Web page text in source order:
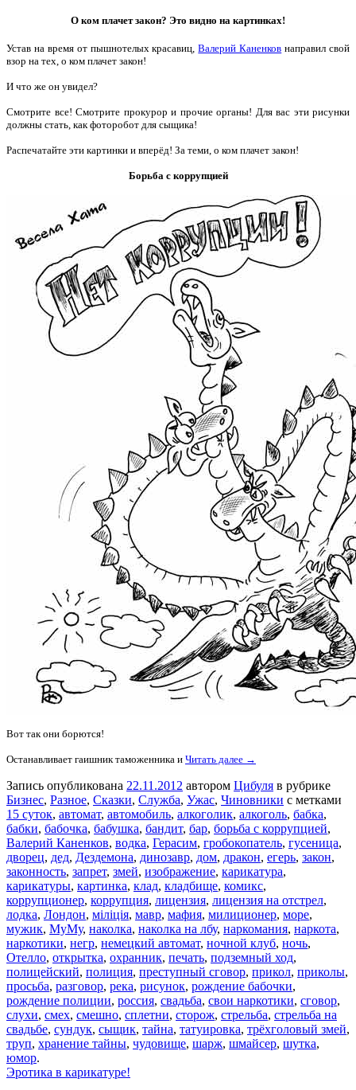
О ком плачет закон? Это видно на картинках!
Устав на время от пышнотелых красавиц,Валерий Каненков направил свой
взор на тех, о ком плачет закон!
И что же он увидел?
Смотрите все! Смотрите прокурор и прочие органы! Для вас эти рисунки
должны стать, как фоторобот для сыщика!
Распечатайте эти картинки и вперёд! За теми, о ком плачет закон!
Борьба с коррупцией
Вот так они борются!
Останавливает гаишник таможенника и Читать далее →
Запись опубликована 22.11.2012 автором Цибуля в рубрике
Бизнес, Разное, Сказки, Служба, Ужас, Чиновники с метками
15 суток, автомат, автомобиль, алкоголик, алкоголь, бабка,
бабки, бабочка, бабушка, бандит, бар, борьба с коррупцией,
Валерий Каненков, водка, Герасим, гробокопатель, гусеница,
дворец, дед, Дездемона, динозавр, дом, дракон, егерь, закон,
законность, запрет, змей, изображение, карикатура,
карикатуры, картинка, клад, кладбище, комикс,
коррупционер, коррупция, лицензия, лицензия на отстрел,
лодка, Лондон, міліція, мавр, мафия, милиционер, море,
мужик, МуМу, наколка, наколка на лбу, наркомания, наркота,
наркотики, негр, немецкий автомат, ночной клуб, ночь,
Отелло, открытка, охранник, печать, подземный ход,
полицейский, полиция, преступный сговор, прикол, приколы,
просьба, разговор, река, рисунок, рождение бабочки,
рождение полиции, россия, свадьба, свои наркотики, сговор,
слухи, смех, смешно, сплетни, сторож, стрельба, стрельба на
свадьбе, сундук, сыщик, тайна, татуировка, трёхголовый змей,
труп, хранение тайны, чудовище, шарж, шмайсер, шутка,
юмор.
Эротика в карикатуре!